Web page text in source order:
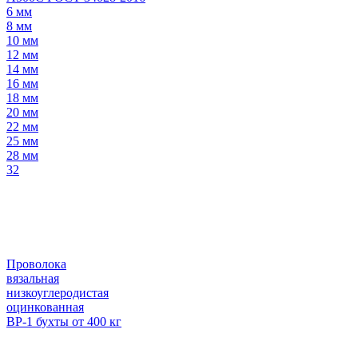
6 мм
8 мм
10 мм
12 мм
14 мм
16 мм
18 мм
20 мм
22 мм
25 мм
28 мм
32
Проволока
вязальная
низкоуглеродистая
оцинкованная
ВР-1 бухты от 400 кг